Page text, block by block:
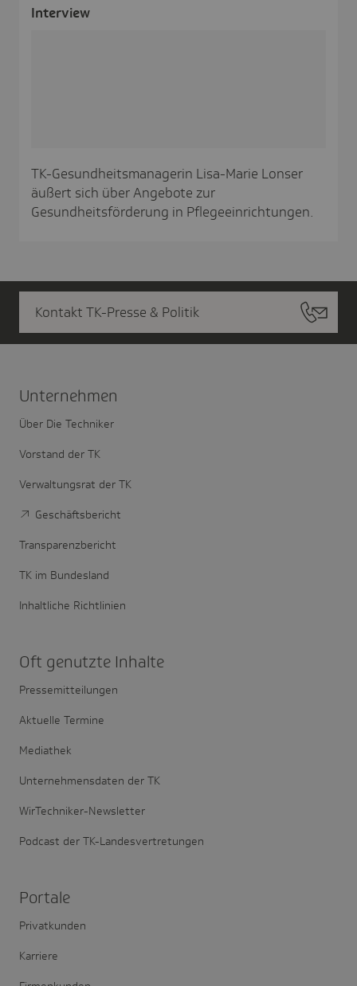
Inter­view
TK-Gesundheitsmanagerin Lisa-Marie Lonser
äußert sich über Angebote zur
Gesundheitsförderung in Pflegeeinrichtungen.
Kontakt TK-Presse & Politik
Unter­nehmen
Über Die Techniker
Vorstand der TK
Verwaltungsrat der TK
Geschäftsbericht
Transparenzbericht
TK im Bundesland
Inhaltliche Richtlinien
Oft genutzte Inhalte
Pressemitteilungen
Aktuelle Termine
Mediathek
Unternehmensdaten der TK
WirTechniker-Newsletter
Podcast der TK-Landesvertretungen
Portale
Privatkunden
Karriere